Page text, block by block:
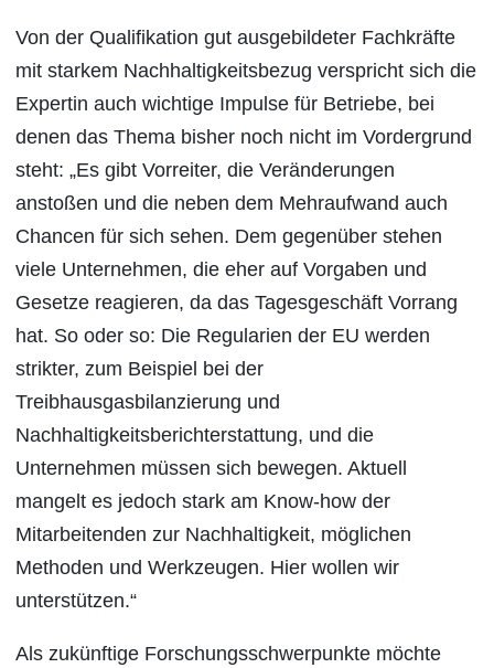
Von der Qualifikation gut ausgebildeter Fachkräfte
mit starkem Nachhaltigkeitsbezug verspricht sich die
Expertin auch wichtige Impulse für Betriebe, bei
denen das Thema bisher noch nicht im Vordergrund
steht: „Es gibt Vorreiter, die Veränderungen
anstoßen und die neben dem Mehraufwand auch
Chancen für sich sehen. Dem gegenüber stehen
viele Unternehmen, die eher auf Vorgaben und
Gesetze reagieren, da das Tagesgeschäft Vorrang
hat. So oder so: Die Regularien der EU werden
strikter, zum Beispiel bei der
Treibhausgasbilanzierung und
Nachhaltigkeitsberichterstattung, und die
Unternehmen müssen sich bewegen. Aktuell
mangelt es jedoch stark am Know-how der
Mitarbeitenden zur Nachhaltigkeit, möglichen
Methoden und Werkzeugen. Hier wollen wir
unterstützen.“
Als zukünftige Forschungsschwerpunkte möchte